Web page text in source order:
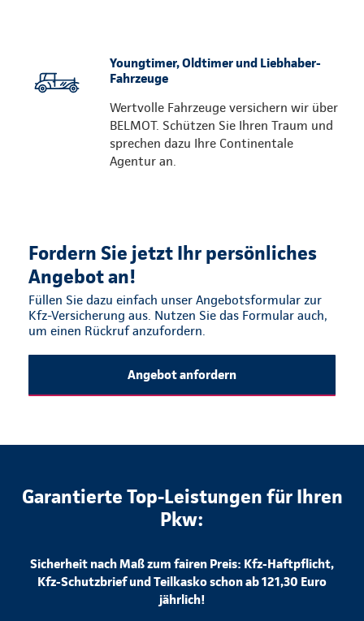
Youngtimer, Oldtimer und Liebhaber-
Fahrzeuge
Wertvolle Fahrzeuge versichern wir über
BELMOT. Schützen Sie Ihren Traum und
sprechen dazu Ihre Continentale
Agentur an.
Fordern Sie jetzt Ihr persönliches
Angebot an!
Füllen Sie dazu einfach unser Angebotsformular zur
Kfz-Versicherung aus. Nutzen Sie das Formular auch,
um einen Rückruf anzufordern.
Angebot anfordern
Garantierte Top-Leistungen für Ihren
Pkw:
Sicherheit nach Maß zum fairen Preis: Kfz-Haftpflicht,
Kfz-Schutzbrief und Teilkasko schon ab 121,30 Euro
jährlich!